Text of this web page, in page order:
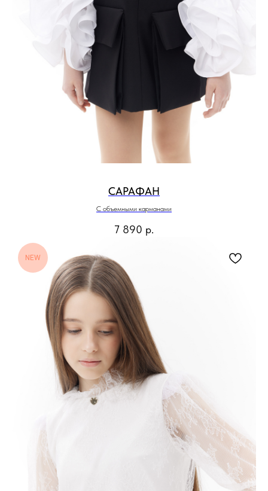
САРАФАН
С объемными карманами
7 890 р.
NEW